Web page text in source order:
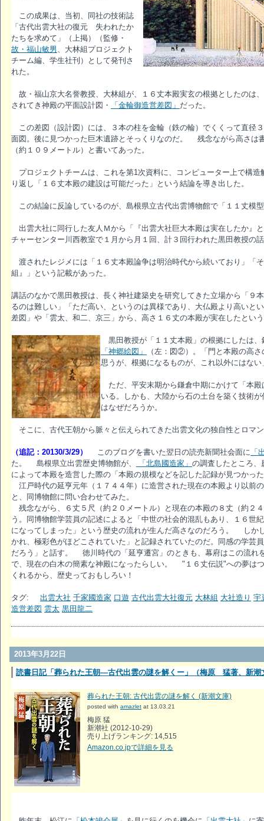
この成果は、当初、同社の技術誌
「古代出雲大社の復元 失われたか
たちを求めて」（上掲）（監修・
故・福山敏男、大林組プロジェクト
チーム編、学生社刊）として発刊さ
れた。
故・福山京大名誉教授、大林組が、１６丈本殿実玄の根拠としたのは
されてき神殿の平面設計図・
「金輪御造営差図」 だった。
この差図（設計図）には、３本の柱を金輪（鉄の輪）でくくって直径
面図。後に見つかった巨木遺跡とそっくりなのだ。 残念ながら高さは
（約１０９メートル）と書いてあった。
プロジェクトチームは、これを第1次資料に、コンピューター上で構
り返し「１６丈本殿の建設は可能だった」という結論を導き出した。
この結論に反論しているのが、島根県立古代出雲博物館で「１１丈模
出雲大社に同行した友人Ｍから「『出雲大社巨大本殿は実在したか』
チャーセンター川西教室で１月から月１回、計３回行われた黒田教授の
渡されたレジメには「１６丈本殿論争は明治時代から続いており」「
組』」という記載があった。
講話のなかで黒田教授は、長く神社建築史を研究してきた立場から「９
るのは難しい」「ただ高い、というのは異様であり、大仏殿より高いと
差図」や「雲太、和二、京三」から、高さ１６丈の本殿が実在したとい
黒田教授が「１１丈本殿」の根拠にしたは、
「神郷絵図」
（左：図②）。「門と本殿の高
思うが、根拠になるものが、これ以外にはない
ただ、平安末期から鎌倉中期にかけて「本
いる。しかも、大陸から石の土台を築く技術
はなぜだろうか。
そこに、古代王朝から脈々と伝えられてきた出雲文化の独自性とロマ
（追記：20130/3/29） このブログを書いた翌日の読売新聞社会面に 「
た。 島根県立出雲歴史博物館が、
「北島國造家」 の調査したところ、
によって本殿を造営した際の「本殿の規模などを記した記録が見つかっ
江戸時代の延亨元年（１７４４年）に造営された現在の本殿より以前
と、同博物館に問い合わせてみた。
残念ながら、６丈５尺（約２０メートル）と現在の本殿の８丈（約２
う。同博物館学芸員の記述によると「中世の社会的混乱もあり、１６世
になってしまった」という歴史の流れが生んだ高さなのだろう。 しか
かれ、極彩色がほどこされていた」と記録されていたのだ。同感の学芸
だろう」と話す。 徳川時代の「延亨遷宮」のときも、幕府はこの流れ
で、現在の白木の簡素な神殿になったらしい。 "１６丈伝説"への夢は
くれるから、歴史っておもしろい！
タグ: 出雲大社 千家國造家 口遊 古代出雲大社復元 大林組 大社造り 宇
造営差図 雲太 黒田龍二
2013年3月22日
読書日記「葬られた王朝―古代出雲の謎を解くー」（梅原 猛著、新潮
葬られた王朝: 古代出雲の謎を解く (新潮文庫)
posted with amazlet at 13.03.21
梅原 猛
新潮社 (2012-10-29)
売り上げランキング: 14,515
Amazon.co.jpで詳細を見る